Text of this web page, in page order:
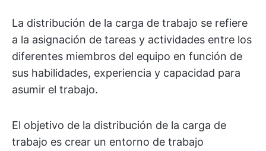
La distribución de la carga de trabajo se refiere
a la asignación de tareas y actividades entre los
diferentes miembros del equipo en función de
sus habilidades, experiencia y capacidad para
asumir el trabajo.
El objetivo de la distribución de la carga de
trabajo es crear un entorno de trabajo